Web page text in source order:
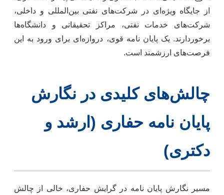
از جایگاه ویژه‌ای در شرکت‌های نفتی بین‌المللی و داخلی،
شرکت‌های خدمات نفتی، مراکز تحقیقاتی و دانشگاه‌ها
برخوردارند. یک پایان نامه قوی، دروازه‌ای برای ورود به این
فرصت‌های ارزشمند است.
چالش‌های کلیدی در نگارش
پایان نامه حفاری (ارشد و
دکتری)
مسیر نگارش پایان نامه در گرایش حفاری، خالی از چالش